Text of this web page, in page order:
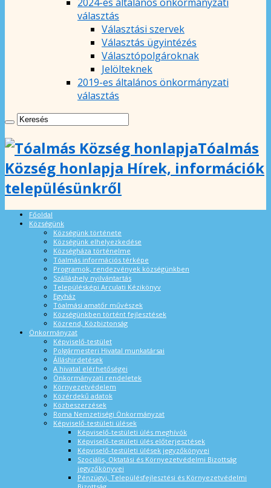
választás
Választási szervek
Választás ügyintézés
Választópolgároknak
Jelölteknek
2019-es általános önkormányzati
választás
Tóalmás
Község honlapja Hírek, információk
településünkről
Főoldal
Községünk
Községünk története
Községünk elhelyezkedése
Községháza történelme
Tóalmás információs térképe
Programok, rendezvények községünkben
Szálláshely nyilvántartás
Településképi Arculati Kézikönyv
Egyház
Tóalmási amatőr művészek
Községünkben történt fejlesztések
Közrend, Közbiztonság
Önkormányzat
Képviselő-testület
Polgármesteri Hivatal munkatársai
Álláshirdetések
A hivatal elérhetőségei
Önkormányzati rendeletek
Környezetvédelem
Közérdekű adatok
Közbeszerzések
Roma Nemzetiségi Önkormányzat
Képviselő-testületi ülések
Képviselő-testületi ülés meghívók
Képviselő-testületi ülés előterjesztések
Képviselő-testületi ülések jegyzőkönyvei
Szociális, Oktatási és Környezetvédelmi Bizottság
jegyzőkönyvei
Pénzügyi, Településfejlesztési és Környezetvédelmi